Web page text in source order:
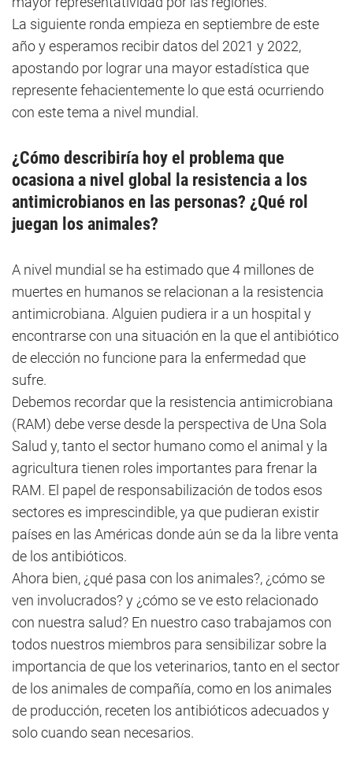
La siguiente ronda empieza en septiembre de este
año y esperamos recibir datos del 2021 y 2022,
apostando por lograr una mayor estadística que
represente fehacientemente lo que está ocurriendo
con este tema a nivel mundial.
¿Cómo describiría hoy el problema que
ocasiona a nivel global la resistencia a los
antimicrobianos en las personas? ¿Qué rol
juegan los animales?
A nivel mundial se ha estimado que 4 millones de
muertes en humanos se relacionan a la resistencia
antimicrobiana. Alguien pudiera ir a un hospital y
encontrarse con una situación en la que el antibiótico
de elección no funcione para la enfermedad que
sufre.
Debemos recordar que la resistencia antimicrobiana
(RAM) debe verse desde la perspectiva de Una Sola
Salud y, tanto el sector humano como el animal y la
agricultura tienen roles importantes para frenar la
RAM. El papel de responsabilización de todos esos
sectores es imprescindible, ya que pudieran existir
países en las Américas donde aún se da la libre venta
de los antibióticos.
Ahora bien, ¿qué pasa con los animales?, ¿cómo se
ven involucrados? y ¿cómo se ve esto relacionado
con nuestra salud? En nuestro caso trabajamos con
todos nuestros miembros para sensibilizar sobre la
importancia de que los veterinarios, tanto en el sector
de los animales de compañía, como en los animales
de producción, receten los antibióticos adecuados y
solo cuando sean necesarios.